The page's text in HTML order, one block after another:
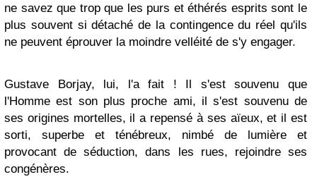
ne savez que trop que les purs et éthérés esprits sont le
plus souvent si détaché de la contingence du réel qu'ils
ne peuvent éprouver la moindre velléité de s'y engager.
Gustave Borjay, lui, l'a fait ! Il s'est souvenu que
l'Homme est son plus proche ami, il s'est souvenu de
ses origines mortelles, il a repensé à ses aïeux, et il est
sorti, superbe et ténébreux, nimbé de lumière et
provocant de séduction, dans les rues, rejoindre ses
congénères.